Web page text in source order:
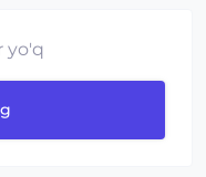
yo'q